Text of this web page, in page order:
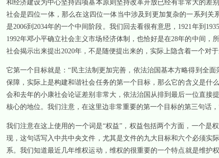
和经济建设为中心坚持四项基本原则坚持改革开放已经有非常大的差
社会是四位一体，那么在这四位一体当中涉及到更加复杂的一系列关
是2006到 2034年的一个中间阶段。我们回去看很有意思， 1921年到 1935
1992年邓小平确立社会主义市场经济体制，也恰好是在28年的中间，
社会揭示出来提出2020年，不是随便提出来的，实际上隐含着一个对
它第一个目标就是：“民主法制更加完善，依法治国基本方略得到全
保障，实际上是构建和谐社会任务的第一个目标，那么它的含义是什
会和去年的小康社会论证差别非常大，依法治国从排到最后一位直接
核心的地位。我们注意，在这里边非常重要的第一个目标的第三句话
我们注意在这上使用的一个词是“权益”，权益包括两个方面，一个
现，这句话写入中共中央文件，尤其是文件的九大目标和六个必须实
系。我们知道最近几年维权运动，维权的很重要的一个特点就是维